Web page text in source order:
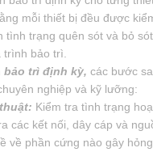
mỗi thiết bị đều được
tình trạng quên sót và bỏ
bảo trì.
bảo trì định kỳ, các bước
nghiệp và kỹ lưỡng:
Kiểm tra tình trạng
các kết nối, dây cáp và
về phần cứng nào gây